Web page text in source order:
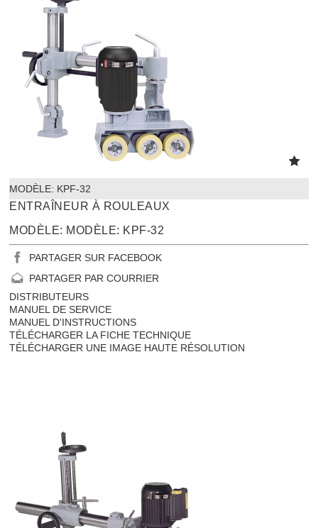
MODÈLE: KPF-32
ENTRAÎNEUR À ROULEAUX
MODÈLE: MODÈLE: KPF-32
PARTAGER SUR FACEBOOK
PARTAGER PAR COURRIER
DISTRIBUTEURS
MANUEL DE SERVICE
MANUEL D'INSTRUCTIONS
TÉLÉCHARGER LA FICHE TECHNIQUE
TÉLÉCHARGER UNE IMAGE HAUTE RÉSOLUTION